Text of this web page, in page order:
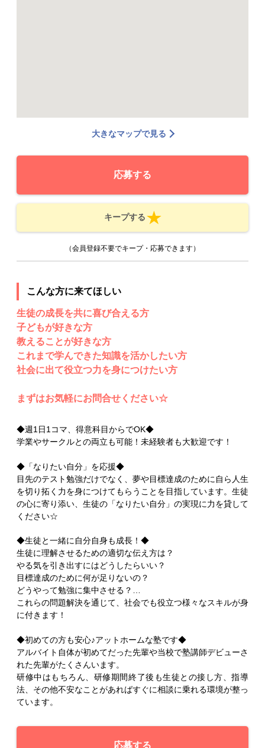
大きなマップで見る
応募する
キープする
（会員登録不要でキープ・応募できます）
こんな方に来てほしい
生徒の成長を共に喜び合える方
子どもが好きな方
教えることが好きな方
これまで学んできた知識を活かしたい方
社会に出て役立つ力を身につけたい方
まずはお気軽にお問合せください☆
◆週1日1コマ、得意科目からでOK◆
学業やサークルとの両立も可能！未経験者も大歓迎です！
◆「なりたい自分」を応援◆
目先のテスト勉強だけでなく、夢や目標達成のために自ら人生
を切り拓く力を身につけてもらうことを目指しています。生徒
の心に寄り添い、生徒の「なりたい自分」の実現に力を貸して
ください☆
◆生徒と一緒に自分自身も成長！◆
生徒に理解させるための適切な伝え方は？
やる気を引き出すにはどうしたらいい？
目標達成のために何が足りないの？
どうやって勉強に集中させる？…
これらの問題解決を通じて、社会でも役立つ様々なスキルが身
に付きます！
◆初めての方も安心♪アットホームな塾です◆
アルバイト自体が初めてだった先輩や当校で塾講師デビューさ
れた先輩がたくさんいます。
研修中はもちろん、研修期間終了後も生徒との接し方、指導
法、その他不安なことがあればすぐに相談に乗れる環境が整っ
ています。
応募する